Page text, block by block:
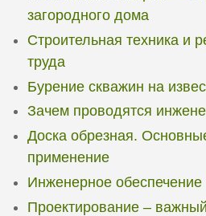
загородного дома
Строительная техника и
труда
Бурение скважин на
Зачем проводятся
Доска обрезная.
применение
Инженерное
Проектирование –